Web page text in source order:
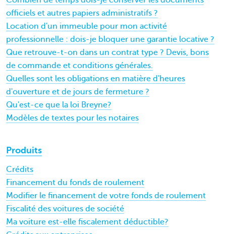
officiels et autres papiers administratifs ?
Location d'un immeuble pour mon activité
professionnelle : dois-je bloquer une garantie locative ?
Que retrouve-t-on dans un contrat type ? Devis, bons
de commande et conditions générales.
Quelles sont les obligations en matière d'heures
d'ouverture et de jours de fermeture ?
Qu'est-ce que la loi Breyne?
Modèles de textes pour les notaires
Produits
Crédits
Financement du fonds de roulement
Modifier le financement de votre fonds de roulement
Fiscalité des voitures de société
Ma voiture est-elle fiscalement déductible?